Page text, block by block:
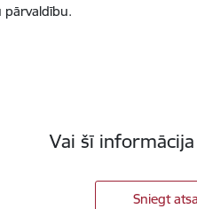
pārvaldību.
Vai šī
Sniegt